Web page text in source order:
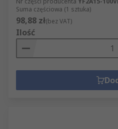
Suma częściowa (1 sztuka)
98,88 zł(bez VAT)
Ilość